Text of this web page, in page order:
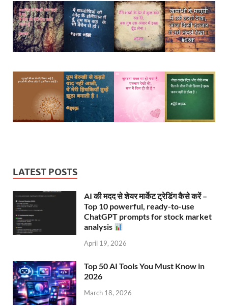
LATEST POSTS
AI की मदद से शेयर मार्केट ट्रेडिंग कैसे करें –
Top 10 powerful, ready-to-use
ChatGPT prompts for stock market
analysis
April 19, 2026
Top 50 AI Tools You Must Know in
2026
March 18, 2026